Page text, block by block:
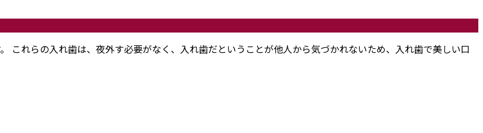
これらの入れ歯は、夜外す必要がなく、入れ歯だということが他人から気づかれないため、入れ歯で美しい口